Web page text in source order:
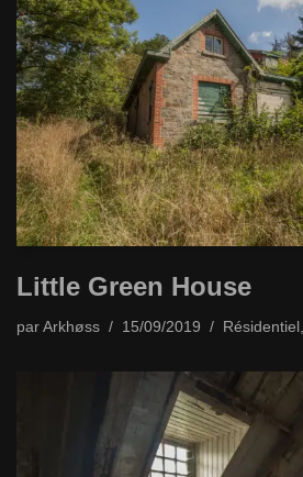
Little Green House
par Arkhøss 15/09/2019 Résidentiel